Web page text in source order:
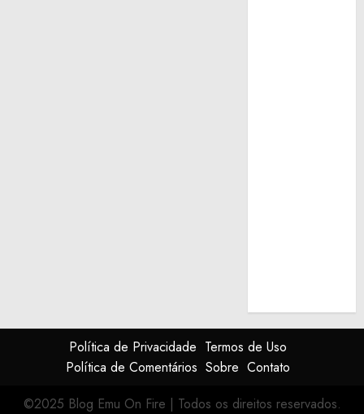
Política de Privacidade Termos de Uso
Política de Comentários Sobre Contato
©2025 Blog Emu On Fire | Todos os direitos reservados.